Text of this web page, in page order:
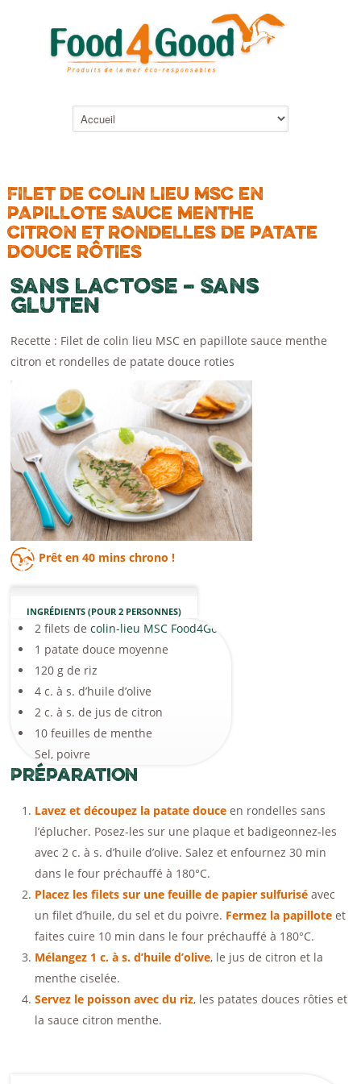
FILET DE COLIN LIEU MSC EN
PAPILLOTE SAUCE MENTHE
CITRON ET RONDELLES DE PATATE
DOUCE RÔTIES
Sans lactose – Sans
gluten
Recette : Filet de colin lieu MSC en papillote sauce menthe
citron et rondelles de patate douce roties
Prêt en40 mins chrono !
INGRÉDIENTS (POUR 2 PERSONNES)
2 filets decolin-lieu MSC Food4Good
1 patate douce moyenne
120 g de riz
4 c. à s. d’huile d’olive
2 c. à s. de jus de citron
10 feuilles de menthe
Sel, poivre
Préparation
Lavez et découpez la patate douce en rondelles sans
l’éplucher. Posez-les sur une plaque et badigeonnez-les
avec 2 c. à s. d’huile d’olive. Salez et enfournez 30 min
dans le four préchauffé à 180°C.
Placez les filets sur une feuille de papier sulfurisé avec
un filet d’huile, du sel et du poivre. Fermez la papillote et
faites cuire 10 min dans le four préchauffé à 180°C.
Mélangez 1 c. à s. d’huile d’olive, le jus de citron et la
menthe ciselée.
Servez le poisson avec du riz, les patates douces rôties et
la sauce citron menthe.